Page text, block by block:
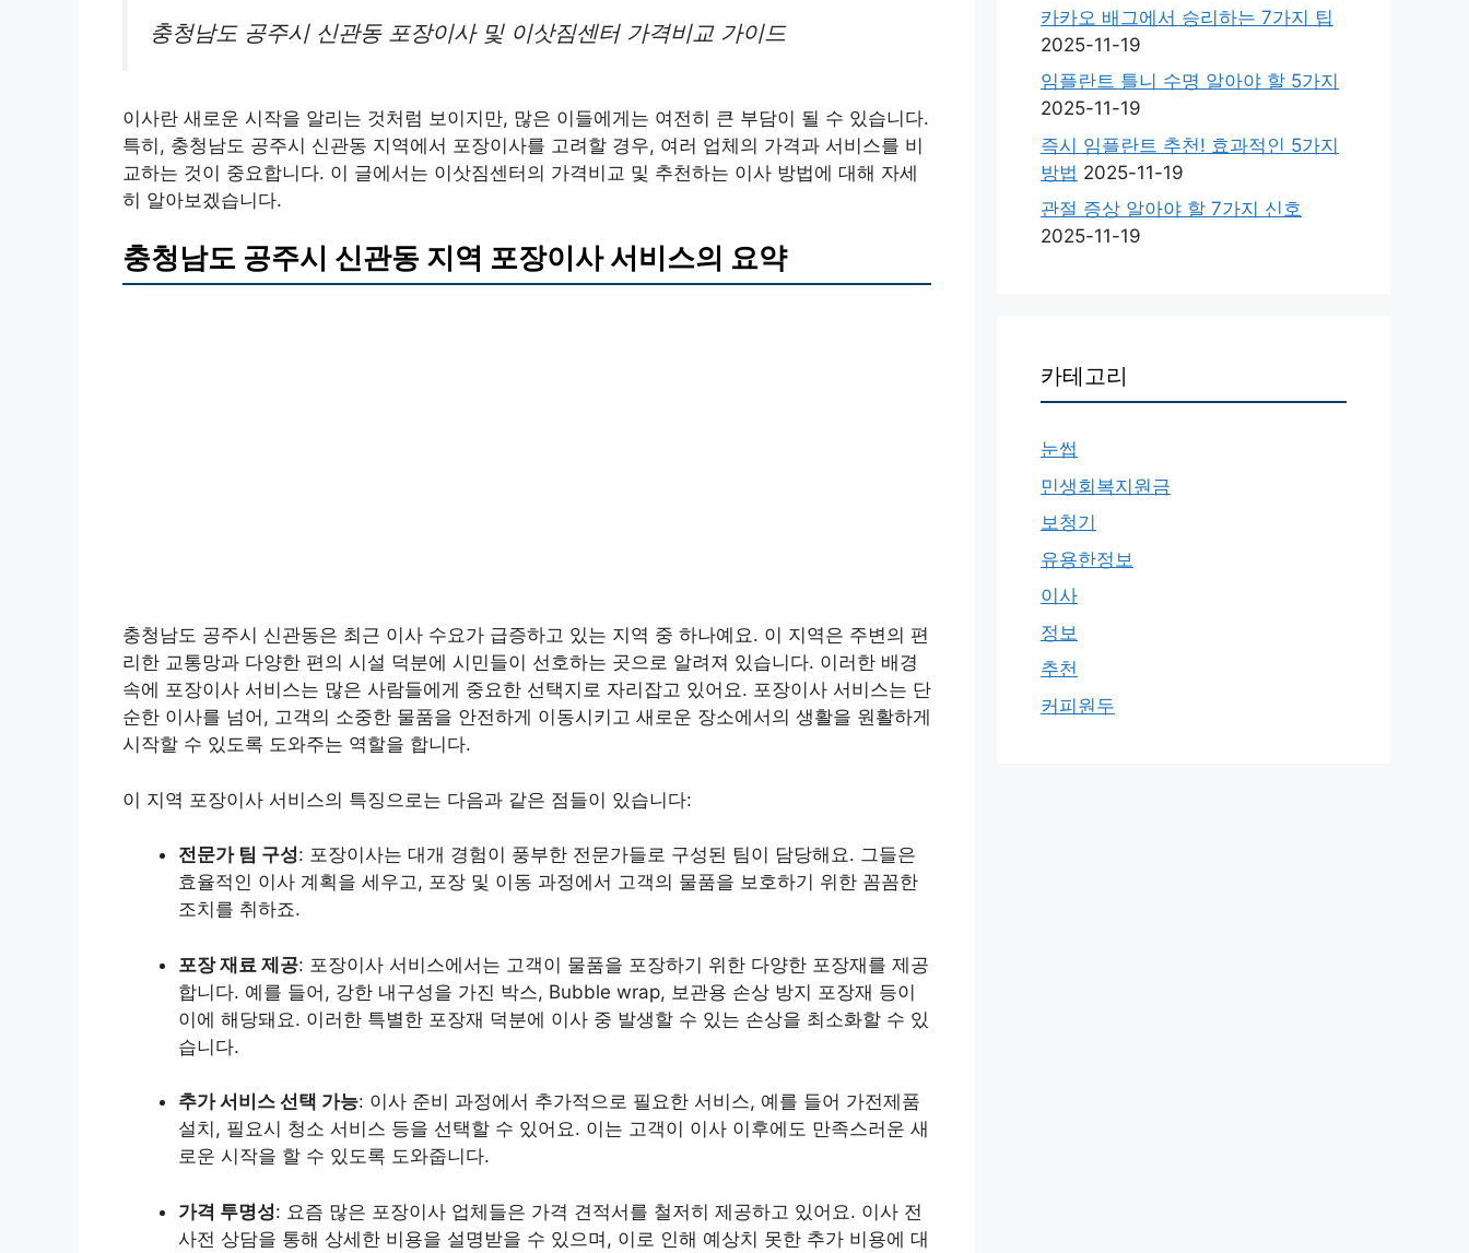
충청남도 공주시 신관동 포장이사 및 이삿짐센터 가격비교 가이드
이사란 새로운 시작을 알리는 것처럼 보이지만, 많은 이들에게는 여전히 큰 부담이 될 수 있습니다.
특히, 충청남도 공주시 신관동 지역에서 포장이사를 고려할 경우, 여러 업체의 가격과 서비스를 비
교하는 것이 중요합니다. 이 글에서는 이삿짐센터의 가격비교 및 추천하는 이사 방법에 대해 자세
히 알아보겠습니다.
충청남도 공주시 신관동 지역 포장이사 서비스의 요약
충청남도 공주시 신관동은 최근 이사 수요가 급증하고 있는 지역 중 하나예요. 이 지역은 주변의 편
리한 교통망과 다양한 편의 시설 덕분에 시민들이 선호하는 곳으로 알려져 있습니다. 이러한 배경
속에 포장이사 서비스는 많은 사람들에게 중요한 선택지로 자리잡고 있어요. 포장이사 서비스는 단
순한 이사를 넘어, 고객의 소중한 물품을 안전하게 이동시키고 새로운 장소에서의 생활을 원활하게
시작할 수 있도록 도와주는 역할을 합니다.
이 지역 포장이사 서비스의 특징으로는 다음과 같은 점들이 있습니다:
전문가 팀 구성: 포장이사는 대개 경험이 풍부한 전문가들로 구성된 팀이 담당해요. 그들은
효율적인 이사 계획을 세우고, 포장 및 이동 과정에서 고객의 물품을 보호하기 위한 꼼꼼한
조치를 취하죠.
포장 재료 제공: 포장이사 서비스에서는 고객이 물품을 포장하기 위한 다양한 포장재를 제공
합니다. 예를 들어, 강한 내구성을 가진 박스, Bubble wrap, 보관용 손상 방지 포장재 등이
이에 해당돼요. 이러한 특별한 포장재 덕분에 이사 중 발생할 수 있는 손상을 최소화할 수 있
습니다.
추가 서비스 선택 가능: 이사 준비 과정에서 추가적으로 필요한 서비스, 예를 들어 가전제품
설치, 필요시 청소 서비스 등을 선택할 수 있어요. 이는 고객이 이사 이후에도 만족스러운 새
로운 시작을 할 수 있도록 도와줍니다.
가격 투명성: 요즘 많은 포장이사 업체들은 가격 견적서를 철저히 제공하고 있어요. 이사 전
사전 상담을 통해 상세한 비용을 설명받을 수 있으며, 이로 인해 예상치 못한 추가 비용에 대
카카오 배그에서 승리하는 7가지 팁
2025-11-19
임플란트 틀니 수명 알아야 할 5가지
2025-11-19
즉시 임플란트 추천! 효과적인 5가지
방법 2025-11-19
관절 증상 알아야 할 7가지 신호
2025-11-19
카테고리
눈썹
민생회복지원금
보청기
유용한정보
이사
정보
추천
커피원두